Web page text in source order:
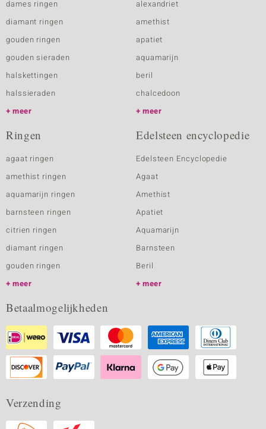
dames ringen
diamant ringen
gouden ringen
gouden sieraden
halskettingen
halssieraden
meer
alexandriet
amethist
apatiet
aquamarijn
beril
chalcedoon
meer
Ringen
agaat ringen
amethist ringen
aquamarijn ringen
barnsteen ringen
citrien ringen
diamant ringen
gouden ringen
meer
Edelsteen encyclopedie
Edelsteen Encyclopedie
Agaat
Amethist
Apatiet
Aquamarijn
Barnsteen
Beril
meer
Betaalmogelijkheden
Verzending